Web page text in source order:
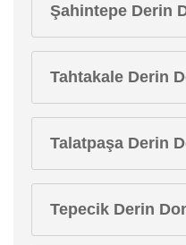
Şahintepe Derin
Tahtakale Derin
Talatpaşa Derin
Tepecik Derin